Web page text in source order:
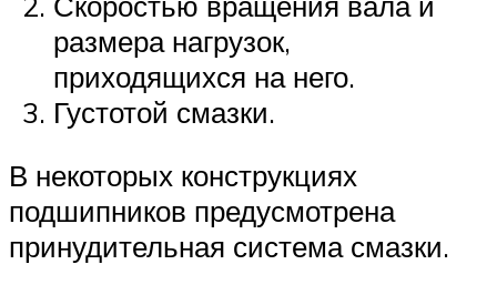
размера нагрузок,
приходящихся на него.
Густотой смазки.
В некоторых конструкциях
подшипников предусмотрена
принудительная система смазки.